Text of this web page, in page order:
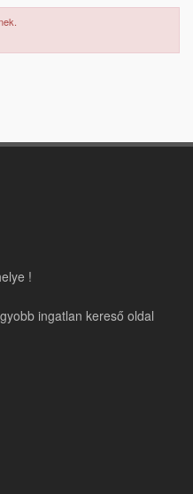
!
ingatlan kereső oldal